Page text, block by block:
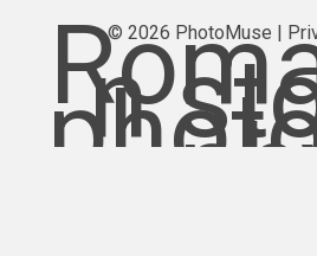
© 2026 PhotoMuse |
n